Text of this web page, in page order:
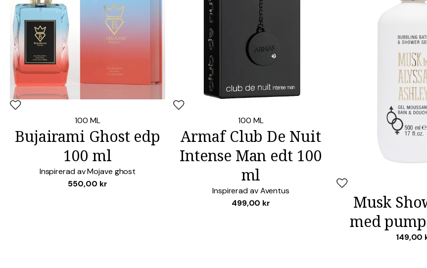
Spara mitt namn, min e-
100 ML
Bujairami Ghost edp
100 ml
Inspirerad avMojave ghost
550,00 kr
100 ML
Armaf Club De Nuit
Intense Man edt 100
ml
Inspirerad avAventus
499,00 kr
LÄGG I
Lägg i favoriter
Musk
med
149,00